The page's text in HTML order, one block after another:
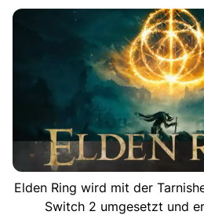
Elden Ring wird mit der
Switch 2 umgesetzt und